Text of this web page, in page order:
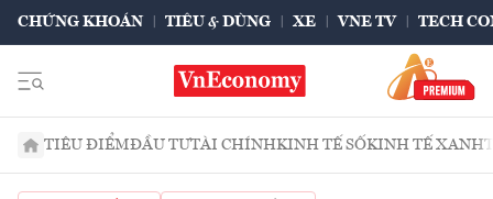
CHỨNG KHOÁN TIÊU & DÙNG XE VNE TV TECH
TIÊU ĐIỂMĐẦU TƯTÀI CHÍNHKINH TẾ SỐKINH TẾ XANH